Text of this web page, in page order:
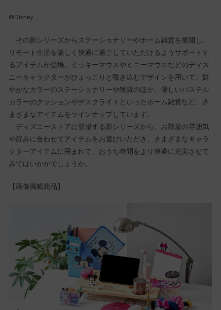
©Disney
その新シリーズからステーショナリーやホーム雑貨を展開し、
リモート生活を楽しく快適に過ごしていただけるようサポートす
るアイテムが登場。ミッキーマウスやミニーマウスなどのディズ
ニーキャラクターがひょっこりと覗き込むデザインを用いて、鮮
やかなカラーのステーショナリーや雑貨のほか、優しいパステル
カラーのクッションやデスクライトといったホーム雑貨など、さ
まざまなアイテムをラインナップしています。
ディズニーストアに登場する新シリーズから、お部屋の雰囲気
や好みに合わせてアイテムをお選びいただき、さまざまなキャラ
クターアイテムに囲まれて、おうち時間をより快適に充実させて
みてはいかがでしょうか。
【画像掲載商品】